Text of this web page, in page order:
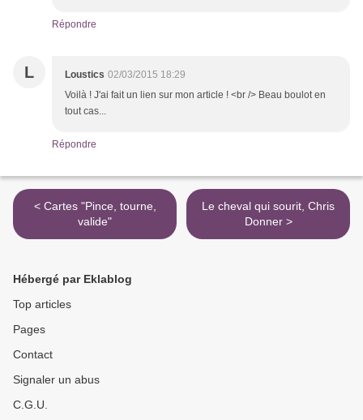
Répondre
L Loustics 02/03/2015 18:29
Voilà ! J'ai fait un lien sur mon article ! <br /> Beau boulot en
tout cas...
Répondre
< Cartes "Pince, tourne,
valide"
Le cheval qui sourit, Chris
Donner >
Hébergé par Eklablog
Top articles
Pages
Contact
Signaler un abus
C.G.U.